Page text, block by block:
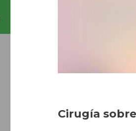
Cirugía